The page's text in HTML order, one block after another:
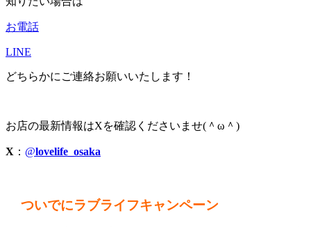
お電話
LINE
どちらかにご連絡お願いいたします！
お店の最新情報はXを確認くださいませ(＾ω＾)
X ： @lovelife_osaka
ついでにラブライフキャンペーン